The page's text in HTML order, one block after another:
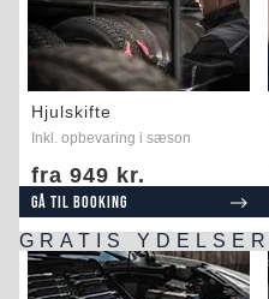
Hjulskifte
Inkl. opbevaring i sæson
fra 949 kr.
Gå til booking
GRATIS YDELSER